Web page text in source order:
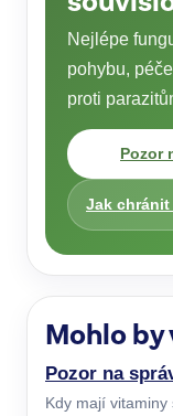
Nejlépe
pohybu,
proti
Pozor
Jak
Mohlo
Pozor na
Kdy mají